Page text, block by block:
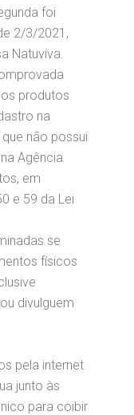
foi
2/3/2021,
Natuviva.
produtos
na
não possui
Agência
em
e 59 da Lei
se
físicos
divulguem
pela internet
junto às
para coibir